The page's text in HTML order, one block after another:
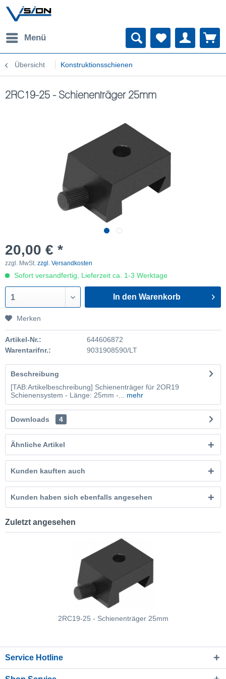
Menü
Übersicht Konstruktionsschienen
2RC19-25 - Schienenträger 25mm
20,00 € *
zzgl. MwSt. zzgl. Versandkosten
Sofort versandfertig, Lieferzeit ca. 1-3 Werktage
1 In den Warenkorb
Merken
Artikel-Nr.:
644606872
Warentarifnr.:
9031908590/LT
Beschreibung
[TAB:Artikelbeschreibung] Schienenträger für 2OR19
Schienensystem - Länge: 25mm -...
mehr
Downloads 4
Ähnliche Artikel
Kunden kauften auch
Kunden haben sich ebenfalls angesehen
Zuletzt angesehen
2RC19-25 - Schienenträger 25mm
Service Hotline